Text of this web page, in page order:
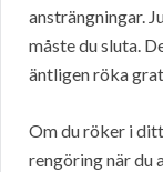
ansträngningar.
måste du sluta.
äntligen röka
Om du röker i
rengöring när du